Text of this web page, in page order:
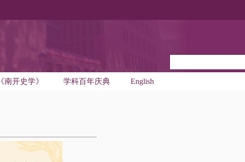
《南开史学》 学科百年庆典 English